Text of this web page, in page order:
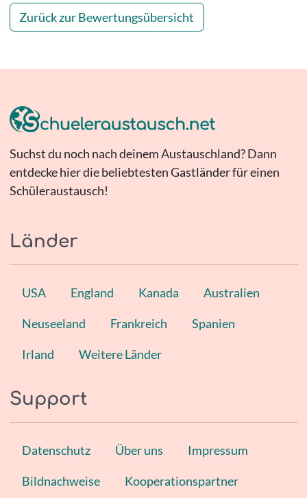
Zurück zur Bewertungsübersicht
Suchst du noch nach deinem Austauschland? Dann
entdecke hier die beliebtesten Gastländer für einen
Schüleraustausch!
Länder
USA England Kanada Australien
Neuseeland Frankreich Spanien
Irland Weitere Länder
Support
Datenschutz Über uns Impressum
Bildnachweise Kooperationspartner